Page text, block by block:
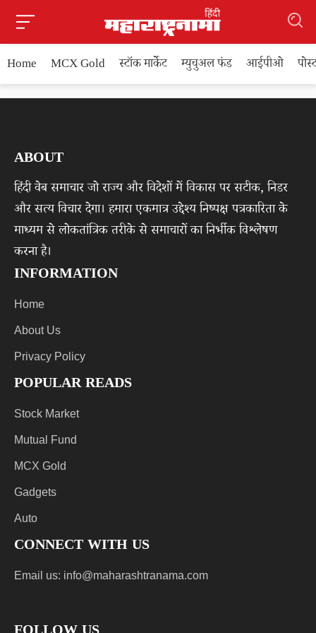
Home MCX Gold स्टॉक मार्केट म्युचुअल फंड आईपीओ
ABOUT
हिंदी वेब समाचार जो राज्य और विदेशों में विकास पर सटीक, निडर
और सत्य विचार देगा। हमारा एकमात्र उद्देश्य निष्पक्ष पत्रकारिता के
माध्यम से लोकतांत्रिक तरीके से समाचारों का निर्भीक विश्लेषण
करना है।
INFORMATION
Home
About Us
Privacy Policy
POPULAR READS
Stock Market
Mutual Fund
MCX Gold
Gadgets
Auto
CONNECT WITH US
Email us: info@maharashtranama.com